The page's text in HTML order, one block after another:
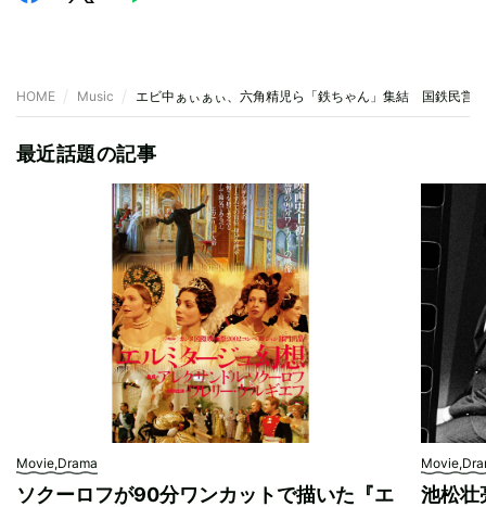
HOME Music エビ中ぁぃぁぃ、六角精児ら「鉄ちゃん」集結 国鉄民営
最近話題の記事
Movie,Drama
ソクーロフが90分ワンカットで描いた『エ
池松壮